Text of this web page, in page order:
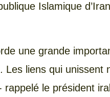
Islamique
une grande
Les liens qui unissent
rappelé le président